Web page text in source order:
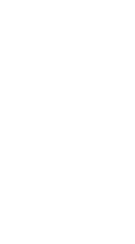
بنا عن طريق
السابقة : تحمل منتج الإسكان
: تركيب شفة على أنابيب النفط